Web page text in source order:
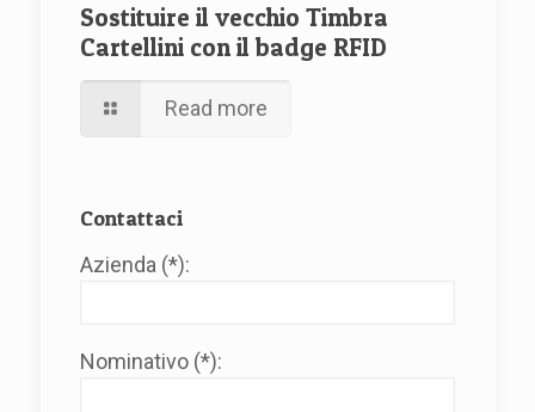
Sostituire il vecchio Timbra
Cartellini con il badge RFID
Read more
Contattaci
Azienda (*):
Nominativo (*):